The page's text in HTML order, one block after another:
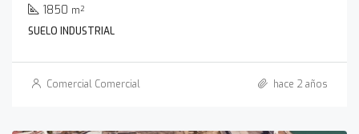
1850 m²
SUELO INDUSTRIAL
Comercial Comercial hace 2 años